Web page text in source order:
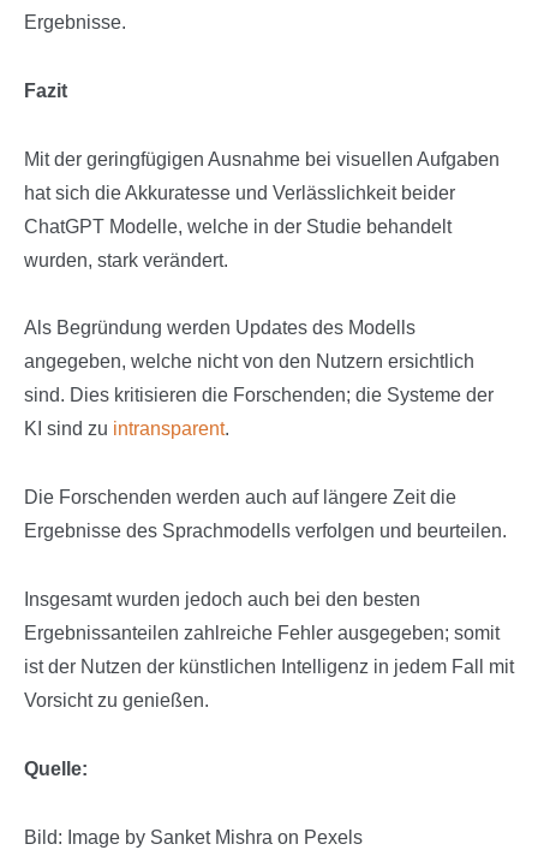
Ergebnisse.
Fazit
Mit der geringfügigen Ausnahme bei visuellen Aufgaben
hat sich die Akkuratesse und Verlässlichkeit beider
ChatGPT Modelle, welche in der Studie behandelt
wurden, stark verändert.
Als Begründung werden Updates des Modells
angegeben, welche nicht von den Nutzern ersichtlich
sind. Dies kritisieren die Forschenden; die Systeme der
KI sind zu intransparent.
Die Forschenden werden auch auf längere Zeit die
Ergebnisse des Sprachmodells verfolgen und beurteilen.
Insgesamt wurden jedoch auch bei den besten
Ergebnissanteilen zahlreiche Fehler ausgegeben; somit
ist der Nutzen der künstlichen Intelligenz in jedem Fall mit
Vorsicht zu genießen.
Quelle:
Bild: Image by Sanket Mishra on Pexels